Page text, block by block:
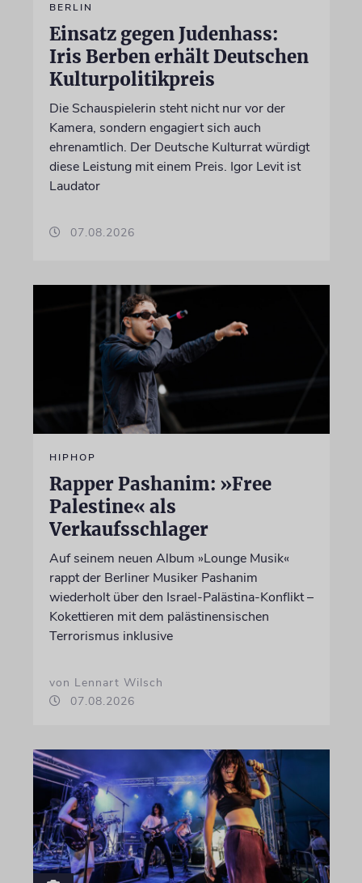
BERLIN
Einsatz gegen Judenhass:
Iris Berben erhält Deutschen
Kulturpolitikpreis
Die Schauspielerin steht nicht nur vor der
Kamera, sondern engagiert sich auch
ehrenamtlich. Der Deutsche Kulturrat würdigt
diese Leistung mit einem Preis. Igor Levit ist
Laudator
07.08.2026
HIPHOP
Rapper Pashanim: »Free
Palestine« als
Verkaufsschlager
Auf seinem neuen Album »Lounge Musik«
rappt der Berliner Musiker Pashanim
wiederholt über den Israel-Palästina-Konflikt –
Kokettieren mit dem palästinensischen
Terrorismus inklusive
von Lennart Wilsch
07.08.2026